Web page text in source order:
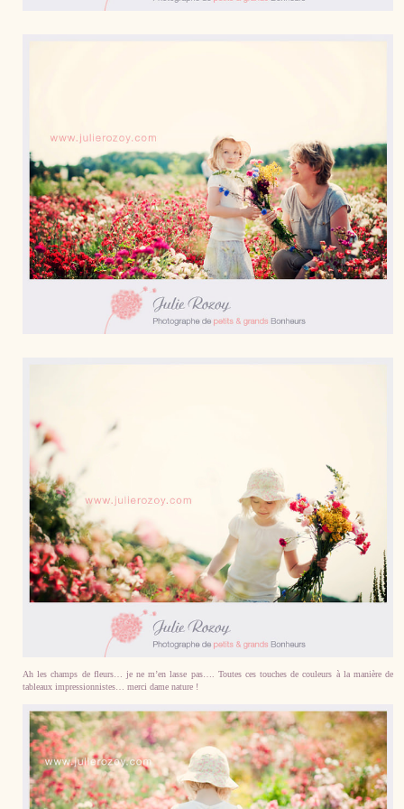
Ah les champs de fleurs… je ne m’en lasse pas…. Toutes ces touches de couleurs à la manière de
tableaux impressionnistes… merci dame nature !